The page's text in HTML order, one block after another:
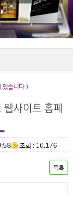
있습니다.)
사이트 홈페
조회 : 10,176
목록